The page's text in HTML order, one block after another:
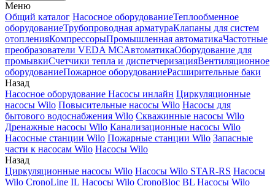
Меню
Общий каталог Насосное оборудованиеТеплообменное
оборудованиеТрубопроводная арматураКлапаны для систем
отопленияКомпрессорыПромышленная автоматикаЧастотные
преобразователи VEDA MCАвтоматикаОборудование для
промывкиСчетчики тепла и диспетчеризацияВентиляционное
оборудованиеПожарное оборудованиеРасширительные баки
Назад
Насосное оборудование Насосы инлайн Циркуляционные
насосы Wilo Повысительные насосы Wilo Насосы для
бытового водоснабжения Wilo Скважинные насосы Wilo
Дренажные насосы Wilo Канализационные насосы Wilo
Насосные станции Wilo Пожарные станции Wilo Запасные
части к насосам Wilo Насосы Wilo
Назад
Циркуляционные насосы Wilo Насосы Wilo STAR-RS Насосы
Wilo CronoLine IL Насосы Wilo CronoBloc BL Насосы Wilo